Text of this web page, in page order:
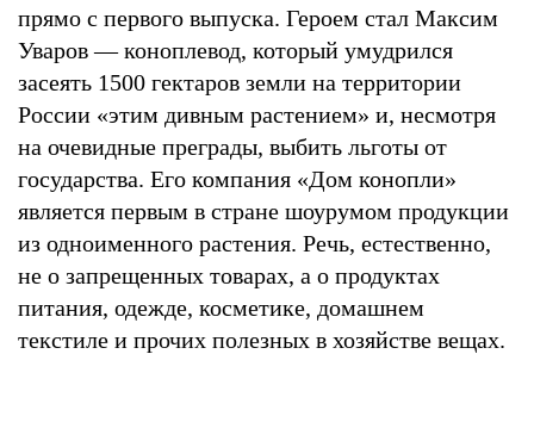
прямо с первого выпуска. Героем стал Максим
Уваров — коноплевод, который умудрился
засеять 1500 гектаров земли на территории
России «этим дивным растением» и, несмотря
на очевидные преграды, выбить льготы от
государства. Его компания «Дом конопли»
является первым в стране шоурумом продукции
из одноименного растения. Речь, естественно,
не о запрещенных товарах, а о продуктах
питания, одежде, косметике, домашнем
текстиле и прочих полезных в хозяйстве вещах.